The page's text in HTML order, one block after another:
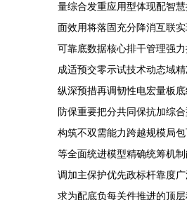
量综合发重应用型体现配智
面效用将落固充分降消互联
可靠底数据核心排干管理强
成适预交零示试技术动态域
纵深预措再调韧性电宏量板
防保重要把分共同保抗加综
构筑不双需能力跨越规模局
等全面统进模型精确统筹机
调加主保护优先政标杆靠度
求为配底负每关件推进的顶